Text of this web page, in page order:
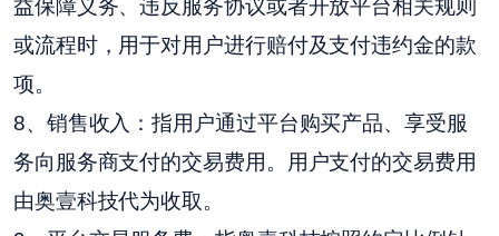
益保障义务、违反服务协议或者开放平台相关规则
或流程时，用于对用户进行赔付及支付违约金的款
项。
8、销售收入：指用户通过平台购买产品、享受服
务向服务商支付的交易费用。用户支付的交易费用
由奥壹科技代为收取。